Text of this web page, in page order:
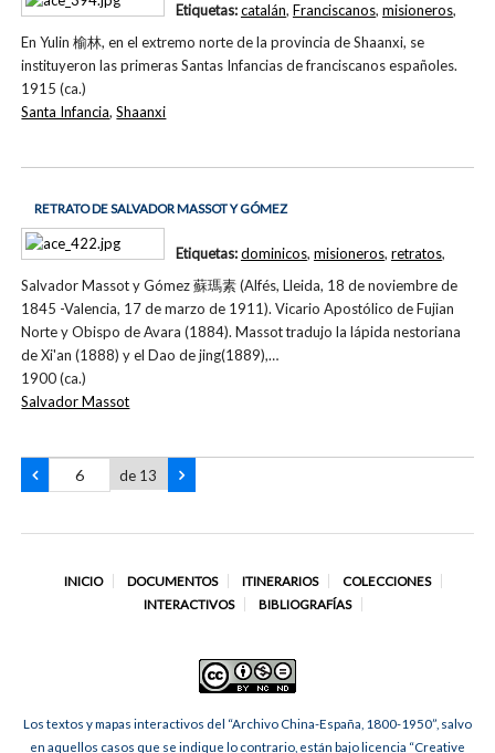
En Yulin 榆林, en el extremo norte de la provincia de Shaanxi, se
instituyeron las primeras Santas Infancias de franciscanos españoles.
1915 (ca.)
Etiquetas:catalán, Franciscanos, misioneros,
Santa Infancia,Shaanxi
RETRATO DE SALVADOR MASSOT Y GÓMEZ
Salvador Massot y Gómez 蘇瑪素 (Alfés, Lleida, 18 de noviembre de
1845 -Valencia, 17 de marzo de 1911). Vicario Apostólico de Fujian
Norte y Obispo de Avara (1884). Massot tradujo la lápida nestoriana
de Xi'an (1888) y el Dao de jing(1889),…
1900 (ca.)
Etiquetas:dominicos, misioneros, retratos,
Salvador Massot
de 13
INICIO DOCUMENTOS ITINERARIOS
COLECCIONES
INTERACTIVOS
BIBLIOGRAFÍAS
Los textos y mapas interactivos del “Archivo China-España, 1800-1950”, salvo
en aquellos casos que se indique lo contrario, están bajo licencia “Creative